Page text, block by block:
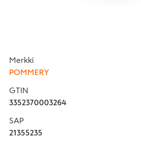
Merkki
POMMERY
GTIN
3352370003264
SAP
21355235